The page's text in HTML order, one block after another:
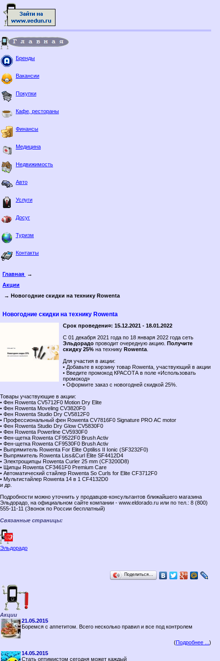
Бренды
Вакансии
Покупки
Кафе, рестораны
Финансы
Медицина
Недвижимость
Авто
Услуги
Досуг
Туризм
Контакты
Главная
→
Акции
→ Новогодние скидки на технику Rowenta
Новогодние скидки на технику Rowenta
Срок проведени¤: 15.12.2021 - 18.01.2022
С 01 декабря 2021 года по 18 января 2022 года сеть
Эльдорадо проводит очередную акцию. Получите
cкидку 25% на технику Rowenta
Для участия в акции:
• Добавьте в корзину товар Rowenta, участвующий в акции
• Введите промокод КРАСОТА в поле «Использовать
промокод»
• Оформите заказ с новогодней скидкой 25%.
Товары участвующие в акции:
• Фен Rowenta CV5712F0 Motion Dry Elite
• Фен Rowenta Moveling CV3820F0
• Фен Rowenta Studio Dry CV5812F0
• Профессиональный фен Rowenta CV7816F0 Signature PRO AC motor
• Фен Rowenta Studio Dry Glow CV5830F0
• Фен Rowenta Powerline CV5930F0
• Фен-щетка Rowenta CF9522F0 Brush Activ
• Фен-щетка Rowenta CF9530F0 Brush Activ
• Выпрямитель Rowenta For Elite Optiliss II Ionic (SF3232F0)
• Выпрямитель Rowenta Liss&Curl Elite SF4412D4
• Электрощипцы Rowenta Curler 25 mm (CF3200D8)
• Щипцы Rowenta CF3461F0 Premium Care
• Автоматический стайлер Rowenta So Curls for Elite CF3712F0
• Мультистайлер Rowenta 14 в 1 CF4132D0
и др.
Подробности можно уточнить у продавцов-консультантов ближайшего магазина
Эльдорадо, на официальном сайте компании - www.eldorado.ru или по тел.: 8 (800)
555-11-11 (Звонок по России бесплатный)
Связанные страницы:
Эльдорадо
Поделиться…
Акции
21.05.2015
Боремся с аппетитом. Всего несколько правил и все под контролем
(Подробнее ...)
14.05.2015
Стать оптимистом сегодня может каждый